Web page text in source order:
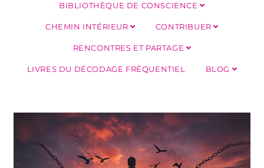
BIBLIOTHÈQUE DE CONSCIENCE
CHEMIN INTÉRIEUR CONTRIBUER
RENCONTRES ET PARTAGE
LIVRES DU DÉCODAGE FRÉQUENTIEL BLOG